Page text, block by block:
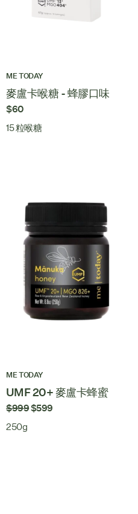
ME TODAY
麥盧卡喉糖 - 蜂膠口味
$60
15 粒喉糖
ME TODAY
UMF 20+ 麥盧卡蜂蜜
$999$599
250g